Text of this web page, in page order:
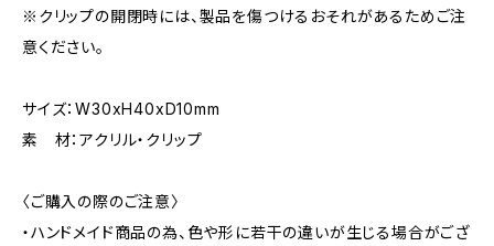
※クリップの開閉時には、製品を傷つけるおそれがあるためご注
意ください。
サイズ：W30xH40xD10mm
素 材：アクリル・クリップ
〈ご購入の際のご注意〉
・ハンドメイド商品の為、色や形に若干の違いが生じる場合がござ